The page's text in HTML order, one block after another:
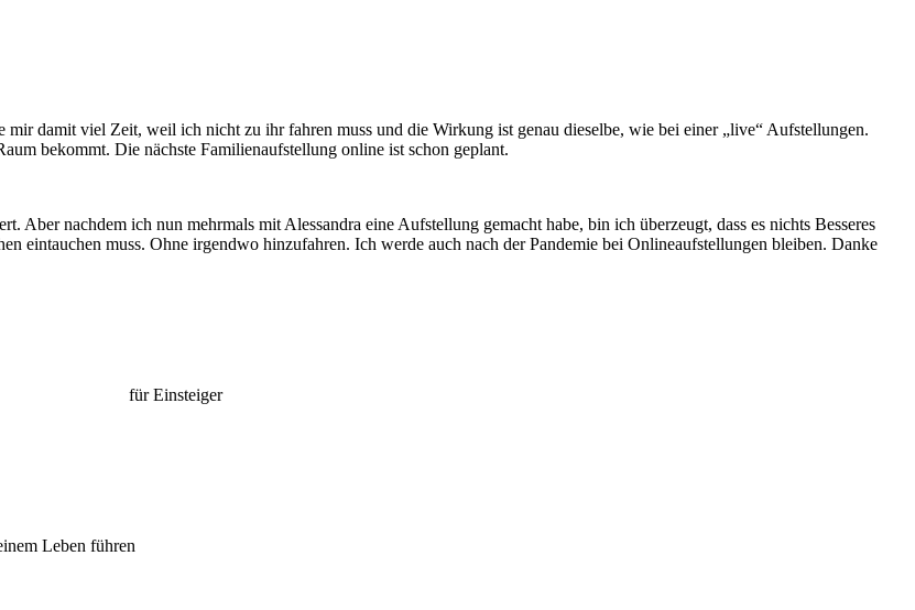
mir damit viel Zeit, weil ich nicht zu ihr fahren muss und die Wirkung ist genau dieselbe, wie bei einer „live“ Aufstellungen.
bekommt. Die nächste Familienaufstellung online ist schon geplant.
Aber nachdem ich nun mehrmals mit Alessandra eine Aufstellung gemacht habe, bin ich überzeugt, dass es nichts Besseres
eintauchen muss. Ohne irgendwo hinzufahren. Ich werde auch nach der Pandemie bei Onlineaufstellungen bleiben. Danke
für Einsteiger
Leben führen